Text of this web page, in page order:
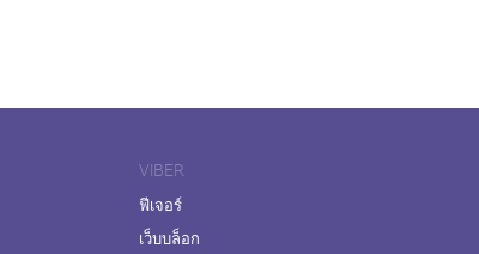
VIBER
ฟีเจอร์
เว็บบล็อก